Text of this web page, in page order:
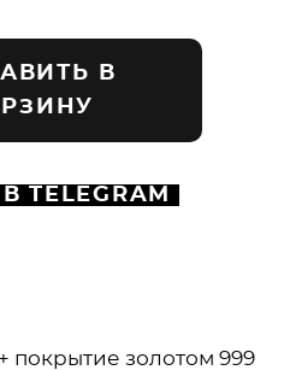
В
покрытие золотом 999